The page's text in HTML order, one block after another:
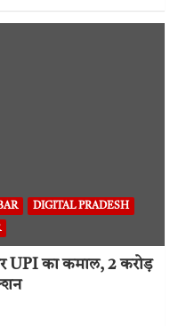
DIGITAL PRADESH
का कमाल, 2 करोड़